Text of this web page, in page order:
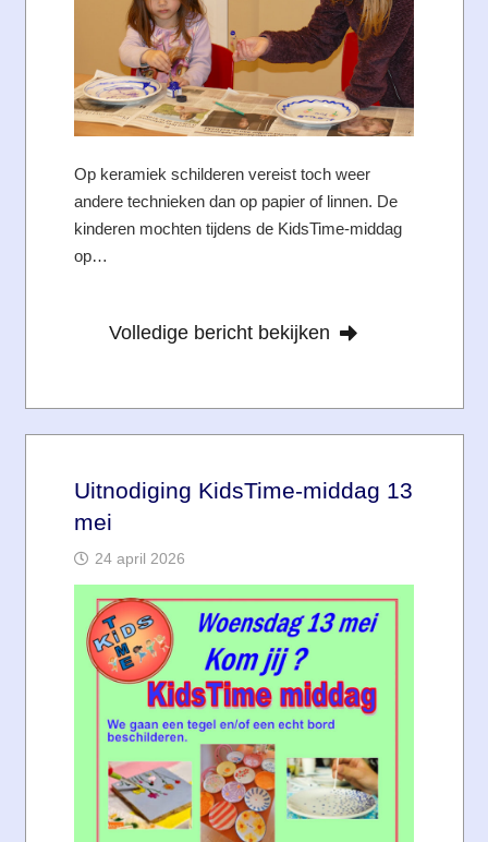
Op keramiek schilderen vereist toch weer
andere technieken dan op papier of linnen. De
kinderen mochten tijdens de KidsTime-middag
op…
Volledige bericht bekijken
Uitnodiging KidsTime-middag 13
mei
24 april 2026